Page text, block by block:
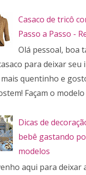
Casaco de tricô
Passo a Passo -
Olá pessoal, boa
para deixar seu
quentinho e
Façam o modelo
Dicas de
bebê gastando
modelos
aqui para deixar